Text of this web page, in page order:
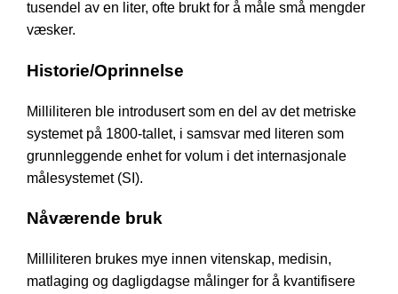
tusendel av en liter, ofte brukt for å måle små mengder
væsker.
Historie/Oprinnelse
Milliliteren ble introdusert som en del av det metriske
systemet på 1800-tallet, i samsvar med literen som
grunnleggende enhet for volum i det internasjonale
målesystemet (SI).
Nåværende bruk
Milliliteren brukes mye innen vitenskap, medisin,
matlaging og dagligdagse målinger for å kvantifisere